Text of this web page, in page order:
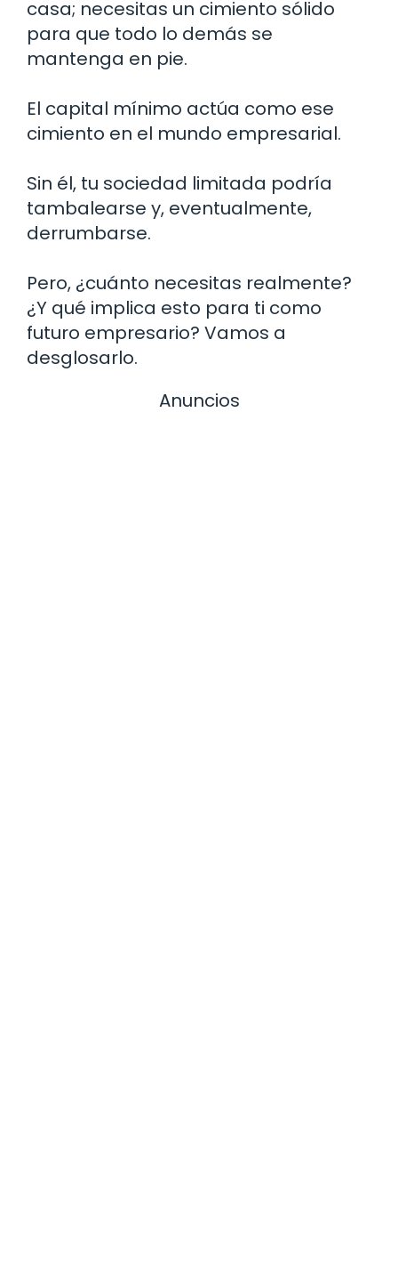
casa; necesitas un cimiento sólido
para que todo lo demás se
mantenga en pie.
El capital mínimo actúa como ese
cimiento en el mundo empresarial.
Sin él, tu sociedad limitada podría
tambalearse y, eventualmente,
derrumbarse.
Pero, ¿cuánto necesitas realmente?
¿Y qué implica esto para ti como
futuro empresario? Vamos a
desglosarlo.
Anuncios